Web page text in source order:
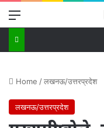
Menu
Home /लखनऊ/उत्तरप्रदेश
लखनऊ/उत्तरप्रदेश